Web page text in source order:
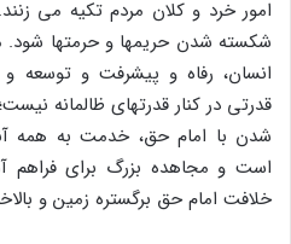
امور خرد و کلان مردم تکیه مى
شکسته شدن حریمها و حرمتها
انسان، رفاه و پیشرفت و توسعه
قدرتى در کنار قدرتهاى ظالمانه
شدن با امام حق، خدمت به همه
است و مجاهده بزرگ براى فراهم
خلافت امام حق برگستره زمین و